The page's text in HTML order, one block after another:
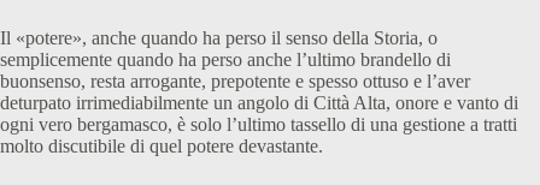
Il «potere», anche quando ha perso il senso della Storia, o
semplicemente quando ha perso anche l’ultimo brandello di
buonsenso, resta arrogante, prepotente e spesso ottuso e l’aver
deturpato irrimediabilmente un angolo di Città Alta, onore e vanto di
ogni vero bergamasco, è solo l’ultimo tassello di una gestione a tratti
molto discutibile di quel potere devastante.